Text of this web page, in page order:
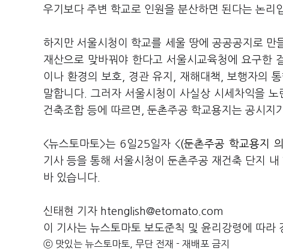
우기보다 주변 학교로 인원을 분산하면 된다는 논리
하지만 서울시청이 학교를 세울 땅에 공공공지로
재산으로 맞바꿔야 한다고 서울시교육청에 요구한
이나 환경의 보호, 경관 유지, 재해대책, 보행자의
말합니다. 그러자 서울시청이 사실상 시세차익을
건축조합 등에 따르면, 둔촌주공 학교용지는 공시지
<뉴스토마토>는 6일25일자 <(둔촌주공 학교용지
기사 등을 통해 서울시청이 둔촌주공 재건축 단지
바 있습니다.
신태현 기자 htenglish@etomato.com
이 기사는 뉴스토마토 보도준칙 및 윤리강령에 따라
ⓒ 맛있는 뉴스토마토, 무단 전재 - 재배포 금지